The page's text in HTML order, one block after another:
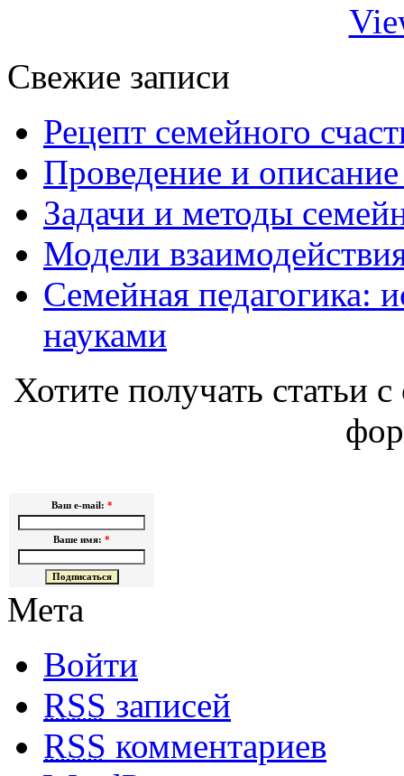
Свежие записи
Рецепт семейного
Проведение и описание
Задачи и методы
Модели
Семейная педагогика:
науками
Хотите получать статьи
Ваш e-mail: *
Ваше имя: *
Мета
Войти
RSS записей
RSS комментариев